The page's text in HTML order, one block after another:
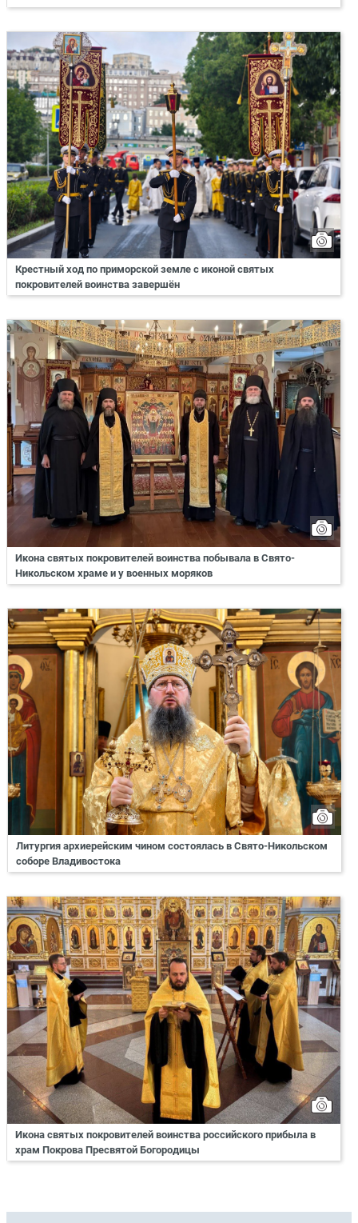
Крестный ход по приморской земле с иконой святых
покровителей воинства завершён
Икона святых покровителей воинства побывала в Свято-
Никольском храме и у военных моряков
Литургия архиерейским чином состоялась в Свято-Никольском
соборе Владивостока
Икона святых покровителей воинства российского прибыла в
храм Покрова Пресвятой Богородицы